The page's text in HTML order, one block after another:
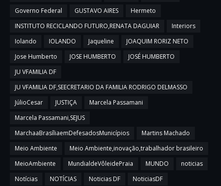
Governo Federal
GUSTAVO AIRES
Hermeto
INSTITUTO RECICLANDO FUTURO,RENATA DAGUIAR
Interiors
Iolando
IOLANDO Jaqueline
JOAQUIM RORIZ NETO
Jose Humberto
JOSE HUMBERTO
JOSÉ HUMBERTO
JU VFAMILIA DF
JU VFAMILIA DF,SEECRETARIO DA FAMILIA RODRIGO DELMASSO
JúlioCesar
JUSTIÇA
Marcela Passamani
Marcela Passamani,SEJUS
MarchaaBrasíliaemDefesadosMunicípios
Martins Machado
Meio Ambiente
Meio Ambiente,inovação,trabalhador brasileiro
MeioAmbiente
MundialdeVôleidePraia MUNDO
noticias
Notícias
NOTÍCIAS Noticias DF
NoticiasDF